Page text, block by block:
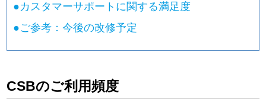
●カスタマーサポートに関する満足度
●ご参考：今後の改修予定
CSBのご利用頻度